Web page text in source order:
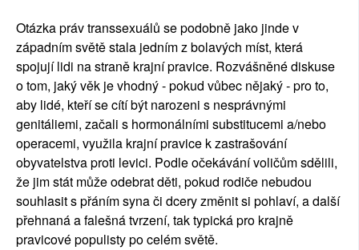
Otázka práv transsexuálů se podobně jako jinde v
západním světě stala jedním z bolavých míst, která
spojují lidi na straně krajní pravice. Rozvášněné diskuse
o tom, jaký věk je vhodný - pokud vůbec nějaký - pro to,
aby lidé, kteří se cítí být narozeni s nesprávnými
genitáliemi, začali s hormonálními substitucemi a/nebo
operacemi, využila krajní pravice k zastrašování
obyvatelstva proti levici. Podle očekávání voličům sdělili,
že jim stát může odebrat děti, pokud rodiče nebudou
souhlasit s přáním syna či dcery změnit si pohlaví, a další
přehnaná a falešná tvrzení, tak typická pro krajně
pravicové populisty po celém světě.